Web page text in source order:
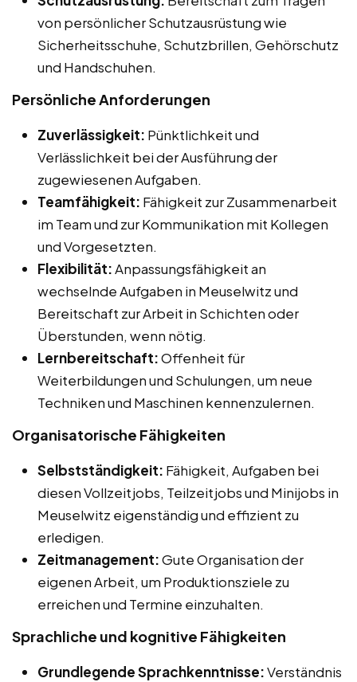
von persönlicher Schutzausrüstung wie
Sicherheitsschuhe, Schutzbrillen, Gehörschutz
und Handschuhen.
Persönliche Anforderungen
Zuverlässigkeit: Pünktlichkeit und
Verlässlichkeit bei der Ausführung der
zugewiesenen Aufgaben.
Teamfähigkeit: Fähigkeit zur Zusammenarbeit
im Team und zur Kommunikation mit Kollegen
und Vorgesetzten.
Flexibilität:Anpassungsfähigkeit an
wechselnde Aufgaben in Meuselwitz und
Bereitschaft zur Arbeit in Schichten oder
Überstunden, wenn nötig.
Lernbereitschaft:Offenheit für
Weiterbildungen und Schulungen, um neue
Techniken und Maschinen kennenzulernen.
Organisatorische Fähigkeiten
Selbstständigkeit: Fähigkeit, Aufgaben bei
diesen Vollzeitjobs, Teilzeitjobs und Minijobs in
Meuselwitz eigenständig und effizient zu
erledigen.
Zeitmanagement:Gute Organisation der
eigenen Arbeit, um Produktionsziele zu
erreichen und Termine einzuhalten.
Sprachliche und kognitive Fähigkeiten
Grundlegende Sprachkenntnisse:Verständnis